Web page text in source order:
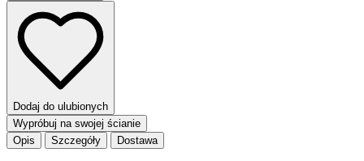
Dodaj do ulubionych
Wypróbuj na swojej ścianie
Opis
Szczegóły Dostawa